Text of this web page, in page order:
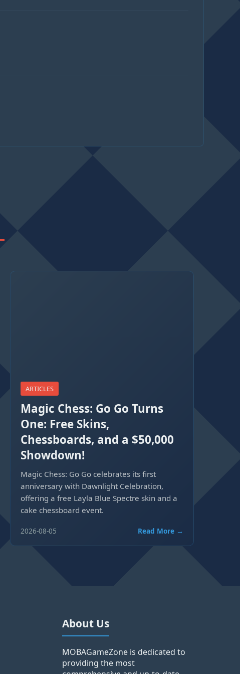
ARTICLES
Magic Chess: Go Go Turns
One: Free Skins,
Chessboards, and a $50,000
Showdown!
Magic Chess: Go Go celebrates its first
anniversary with Dawnlight Celebration,
offering a free Layla Blue Spectre skin and a
cake chessboard event.
2026-08-05 Read More →
About Us
MOBAGameZone is dedicated to
providing the most